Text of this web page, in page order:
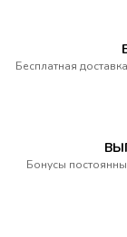
Бесплатная
Бонусы